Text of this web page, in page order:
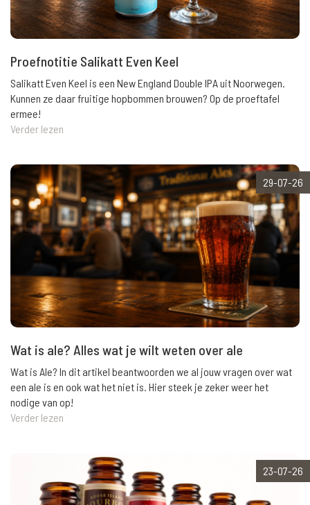
Proefnotitie Salikatt Even Keel
Salikatt Even Keel is een New England Double IPA uit Noorwegen.
Kunnen ze daar fruitige hopbommen brouwen? Op de proeftafel
ermee!
Verder lezen
29-07-26
Wat is ale? Alles wat je wilt weten over ale
Wat is Ale? In dit artikel beantwoorden we al jouw vragen over wat
een ale is en ook wat het niet is. Hier steek je zeker weer het
nodige van op!
Verder lezen
23-07-26